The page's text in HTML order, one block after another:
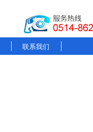
联系我们